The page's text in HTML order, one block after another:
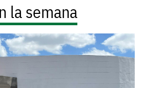
la semana